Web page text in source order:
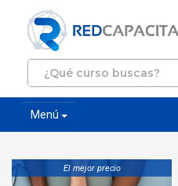
Menú
El mejor precio